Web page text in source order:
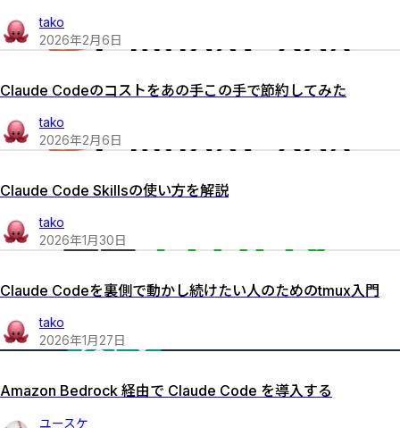
tako
2026年2月6日
Claude Codeのコストをあの手この手で節約してみた
tako
2026年2月 6 日
Claude Code Skillsの使い方を解説
tako
2026年1月 30 日
Claude Codeを裏側で動かし続けたい人のためのtmux入門
tako
2026年1月 27 日
Amazon Bedrock 経由で Claude Code を導入する
ユースケ